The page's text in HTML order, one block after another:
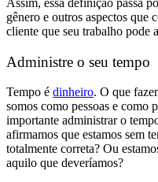
gênero e outros aspectos
cliente que seu trabalho pode
Administre o seu tempo
Tempo é dinheiro. O que
somos como pessoas e como
importante administrar o
afirmamos que estamos sem
totalmente correta? Ou
aquilo que deveríamos?